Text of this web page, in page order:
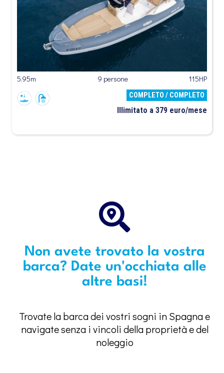
5.95m 9 persone 115HP
COMPLETO / COMPLETO
Illimitato a 379 euro/mese
Non avete trovato la vostra
barca? Date un'occhiata alle
altre basi!
Trovate la barca dei vostri sogni in Spagna e
navigate senza i vincoli della proprietà e del
noleggio